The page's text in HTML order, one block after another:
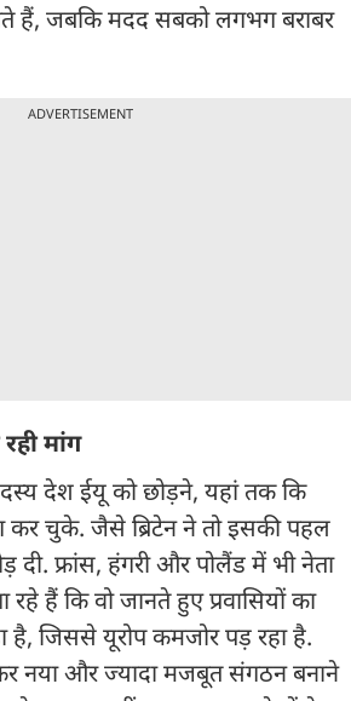
हैं, जबकि मदद सबको लगभग बराबर
ADVERTISEMENT
मांग
देश ईयू को छोड़ने, यहां तक कि
चुके. जैसे ब्रिटेन ने तो इसकी पहल
दी. फ्रांस, हंगरी और पोलैंड में भी नेता
हैं कि वो जानते हुए प्रवासियों का
है, जिससे यूरोप कमजोर पड़ रहा है.
नया और ज्यादा मजबूत संगठन बनाने